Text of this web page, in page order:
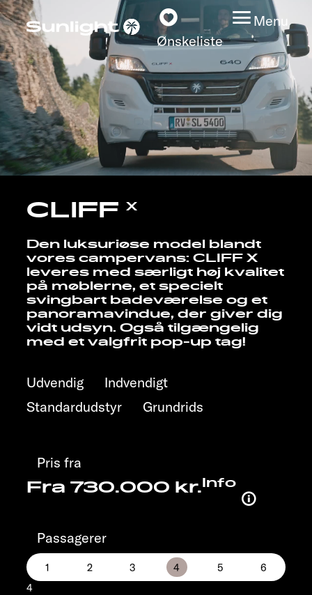
Ønskeliste
Menu
Modeller
Konfigurator
Oplev
Service
CLIFF X
Den luksuriøse model blandt
vores campervans: CLIFF X
leveres med særligt høj kvalitet
på møblerne, et specielt
svingbart badeværelse og et
panoramavindue, der giver dig
vidt udsyn. Også tilgængelig
med et valgfrit pop-up tag!
Udvendig
Indvendigt
Standardudstyr
Grundrids
Pris fra
Fra 730.000 kr.Info
Passagerer
4